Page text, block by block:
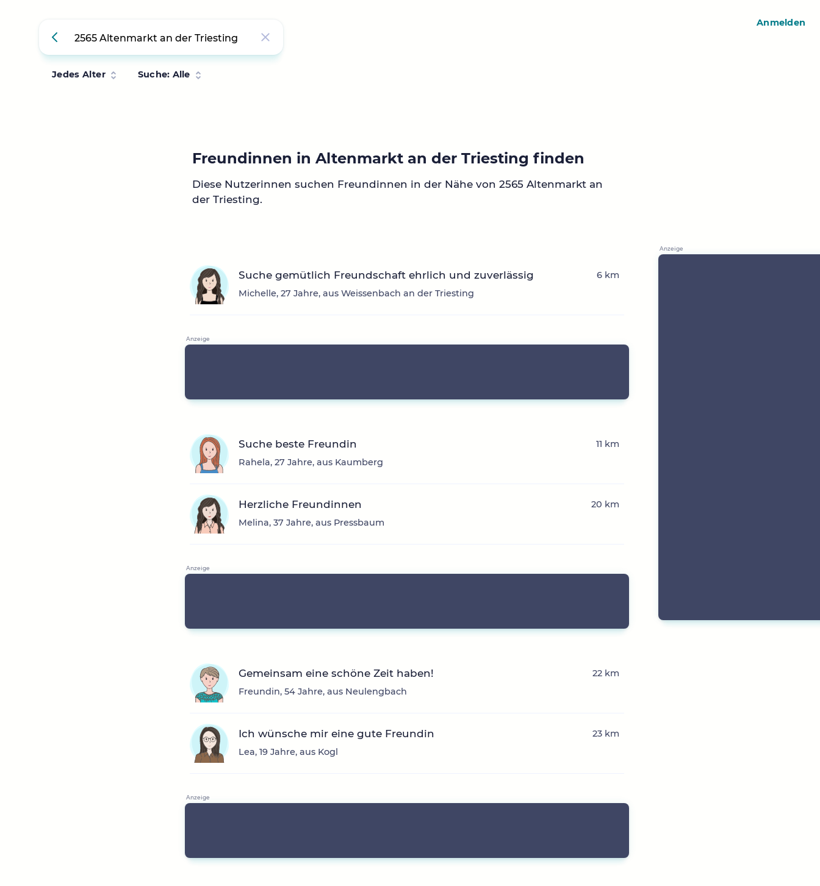
Jedes Alter Suche: Alle
Freundinnen in Altenmarkt an der Triesting finden
Diese Nutzerinnen suchen Freundinnen in der Nähe von 2565 Altenmarkt an
der Triesting.
Suche gemütlich Freundschaft ehrlich und zuverlässig
Michelle, 27 Jahre, aus Weissenbach an der Triesting
6 km
Suche beste Freundin
Rahela, 27 Jahre, aus Kaumberg
11 km
Herzliche Freundinnen
Melina, 37 Jahre, aus Pressbaum
20 km
Gemeinsam eine schöne Zeit haben!
Freundin, 54 Jahre, aus Neulengbach
22 km
Ich wünsche mir eine gute Freundin
Lea, 19 Jahre, aus Kogl
23 km
Anmelden